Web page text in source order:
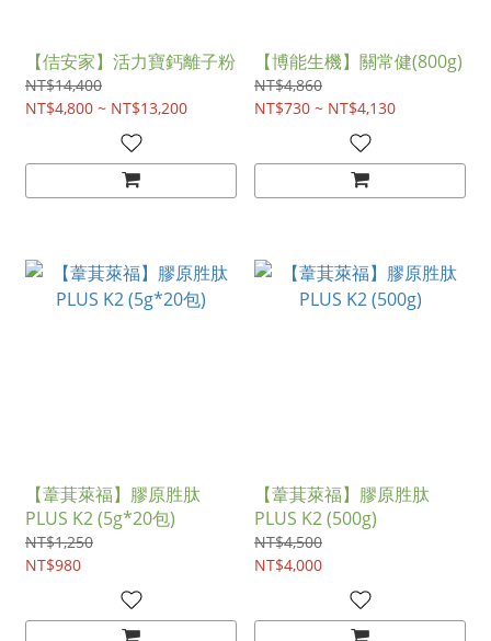
【佶安家】活力寶鈣離子粉
NT$14,400
NT$4,800 ~ NT$13,200
【博能生機】關常健(800g)
NT$4,860
NT$730 ~ NT$4,130
【葦萁萊福】膠原胜肽
PLUS K2 (5g*20包)
NT$1,250
NT$980
【葦萁萊福】膠原胜肽
PLUS K2 (500g)
NT$4,500
NT$4,000